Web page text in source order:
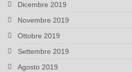
Dicembre 2019
Novembre 2019
Ottobre 2019
Settembre 2019
Agosto 2019